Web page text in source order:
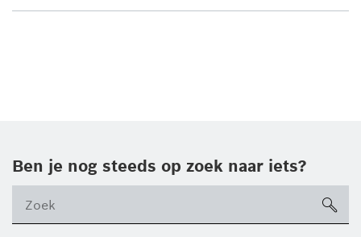
Ben je nog steeds op zoek naar iets?